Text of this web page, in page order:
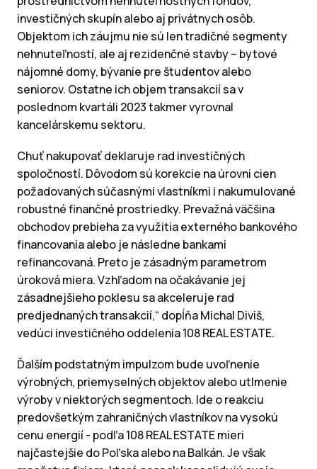
investičných skupín alebo aj privátnych osôb.
Objektom ich záujmu nie sú len tradičné segmenty
nehnuteľností, ale aj rezidenčné stavby – bytové
nájomné domy, bývanie pre študentov alebo
seniorov. Ostatne ich objem transakcií sa v
poslednom kvartáli 2023 takmer vyrovnal
kancelárskemu sektoru.
Chuť nakupovať deklaruje rad investičných
spoločností. Dôvodom sú korekcie na úrovni cien
požadovaných súčasnými vlastníkmi i nakumulované
robustné finančné prostriedky. Prevažná väčšina
obchodov prebieha za využitia externého bankového
financovania alebo je následne bankami
refinancovaná. Preto je zásadným parametrom
úroková miera. Vzhľadom na očakávanie jej
zásadnejšieho poklesu sa akceleruje rad
predjednaných transakcií,“ dopĺňa Michal Diviš,
vedúci investičného oddelenia 108 REAL ESTATE.
Ďalším podstatným impulzom bude uvoľnenie
výrobných, priemyselných objektov alebo utlmenie
výroby v niektorých segmentoch. Ide o reakciu
predovšetkým zahraničných vlastníkov na vysokú
cenu energií - podľa 108 REAL ESTATE mieri
najčastejšie do Poľska alebo na Balkán. Je však